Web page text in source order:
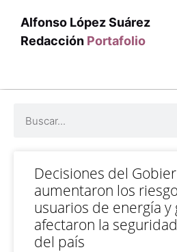
Alfonso López Suárez
Redacción Portafolio
Decisiones del
aumentaron los
usuarios de energía y
afectaron la
del país